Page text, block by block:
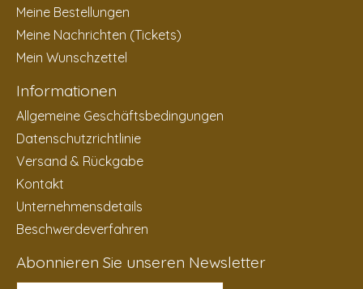
Meine Bestellungen
Meine Nachrichten (Tickets)
Mein Wunschzettel
Informationen
Allgemeine Geschäftsbedingungen
Datenschutzrichtlinie
Versand & Rückgabe
Kontakt
Unternehmensdetails
Beschwerdeverfahren
Abonnieren Sie unseren Newsletter